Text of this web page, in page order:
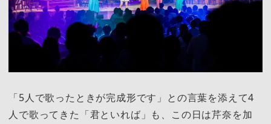
「5人で歌ったときが完成形です」との言葉を添えて4
人で歌ってきた「君といれば」も、この日は芹奈を加